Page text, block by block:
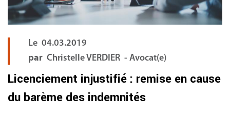
Le 04.03.2019
par Christelle VERDIER - Avocat(e)
Licenciement injustifié : remise en cause
du barème des indemnités